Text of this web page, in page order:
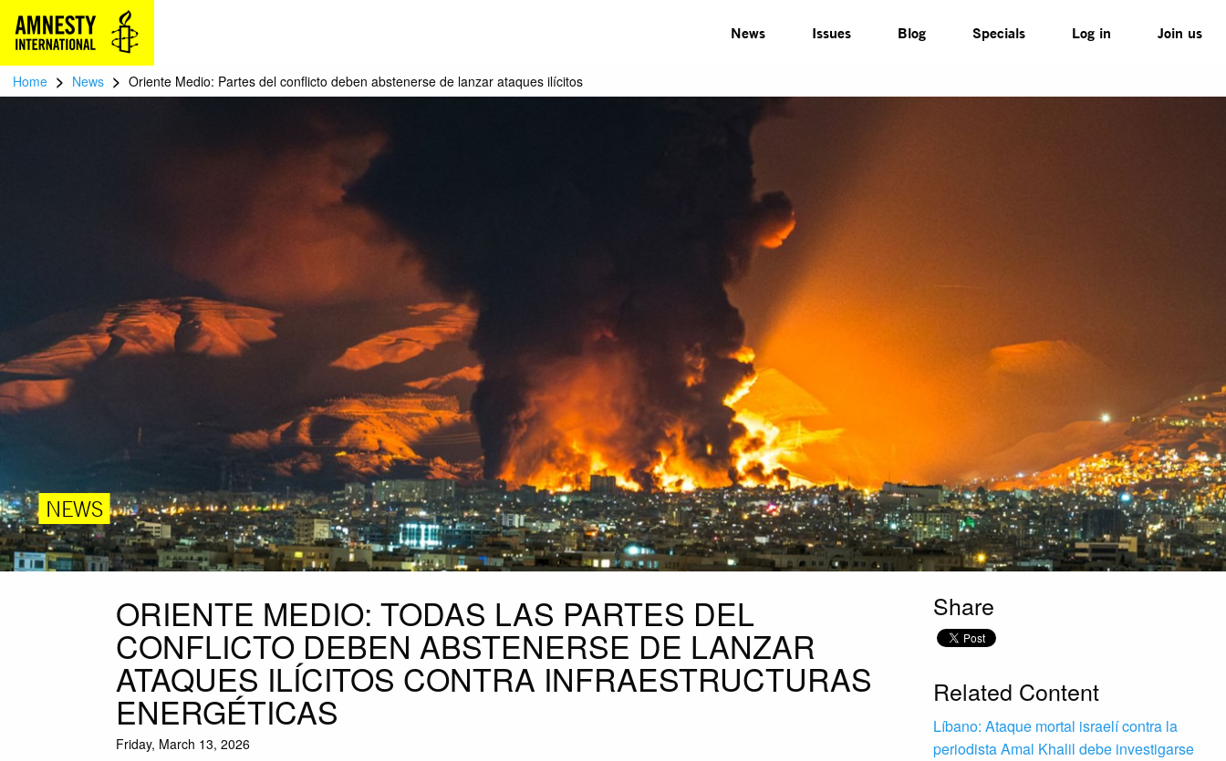
News Issues Blog Specials Log in Join us
Home > News > Oriente Medio: Partes del conflicto deben abstenerse de lanzar ataques ilícitos
NEWS
ORIENTE MEDIO: TODAS LAS PARTES DEL
CONFLICTO DEBEN ABSTENERSE DE LANZAR
ATAQUES ILÍCITOS CONTRA INFRAESTRUCTURAS
ENERGÉTICAS
Friday, March 13, 2026
Share
Related Content
Líbano: Ataque mortal israelí contra la
periodista Amal Khalil debe investigarse